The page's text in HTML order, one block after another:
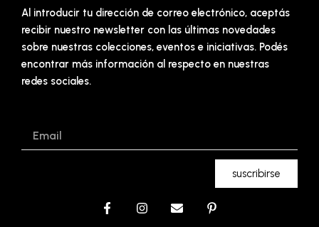
Al introducir tu dirección de correo electrónico, aceptás
recibir nuestro newsletter con las últimas novedades
sobre nuestras colecciones, eventos e iniciativas. Podés
encontrar más información al respecto en nuestras
redes sociales.
suscribirse
F
I
E
P